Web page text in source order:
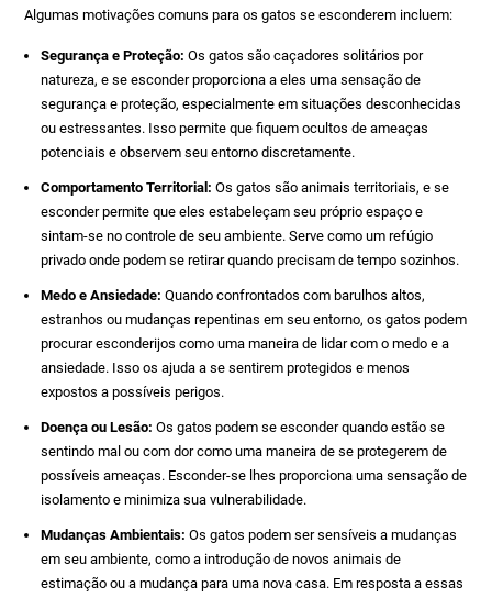
Algumas motivações comuns para os gatos se esconderem incluem:
Segurança e Proteção: Os gatos são caçadores solitários por
natureza, e se esconder proporciona a eles uma sensação de
segurança e proteção, especialmente em situações desconhecidas
ou estressantes. Isso permite que fiquem ocultos de ameaças
potenciais e observem seu entorno discretamente.
Comportamento Territorial: Os gatos são animais territoriais, e se
esconder permite que eles estabeleçam seu próprio espaço e
sintam-se no controle de seu ambiente. Serve como um refúgio
privado onde podem se retirar quando precisam de tempo sozinhos.
Medo e Ansiedade: Quando confrontados com barulhos altos,
estranhos ou mudanças repentinas em seu entorno, os gatos podem
procurar esconderijos como uma maneira de lidar com o medo e a
ansiedade. Isso os ajuda a se sentirem protegidos e menos
expostos a possíveis perigos.
Doença ou Lesão: Os gatos podem se esconder quando estão se
sentindo mal ou com dor como uma maneira de se protegerem de
possíveis ameaças. Esconder-se lhes proporciona uma sensação de
isolamento e minimiza sua vulnerabilidade.
Mudanças Ambientais: Os gatos podem ser sensíveis a mudanças
em seu ambiente, como a introdução de novos animais de
estimação ou a mudança para uma nova casa. Em resposta a essas